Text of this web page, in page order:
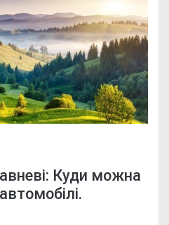
Куди можна